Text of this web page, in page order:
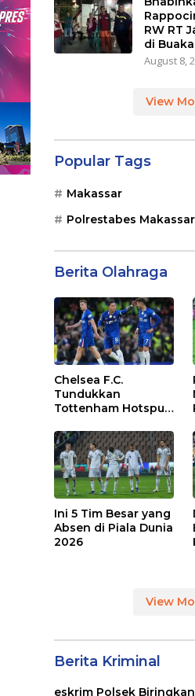
RW RT
di
August 8,
View
Popular Tags
Makassar
Polrestabes Makassar
Berita Olahraga
Chelsea F.C.
Tundukkan
Tottenham Hotspur
Bridge
Ini 5 Tim Besar yang
Absen di Piala Dunia
2026
View
Berita Kriminal
eskrim Polsek